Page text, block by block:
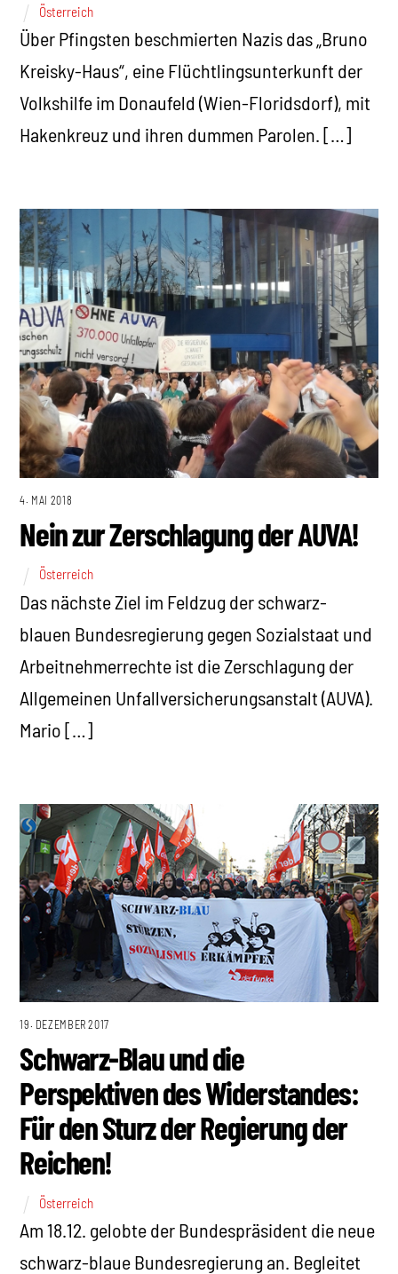
Österreich
Über Pfingsten beschmierten Nazis das „Bruno
Kreisky-Haus“, eine Flüchtlingsunterkunft der
Volkshilfe im Donaufeld (Wien-Floridsdorf), mit
Hakenkreuz und ihren dummen Parolen. […]
4. MAI 2018
Nein zur Zerschlagung der AUVA!
Österreich
Das nächste Ziel im Feldzug der schwarz-
blauen Bundesregierung gegen Sozialstaat und
Arbeitnehmerrechte ist die Zerschlagung der
Allgemeinen Unfallversicherungsanstalt (AUVA).
Mario […]
19. DEZEMBER 2017
Schwarz-Blau und die
Perspektiven des Widerstandes:
Für den Sturz der Regierung der
Reichen!
Österreich
Am 18.12. gelobte der Bundespräsident die neue
schwarz-blaue Bundesregierung an. Begleitet